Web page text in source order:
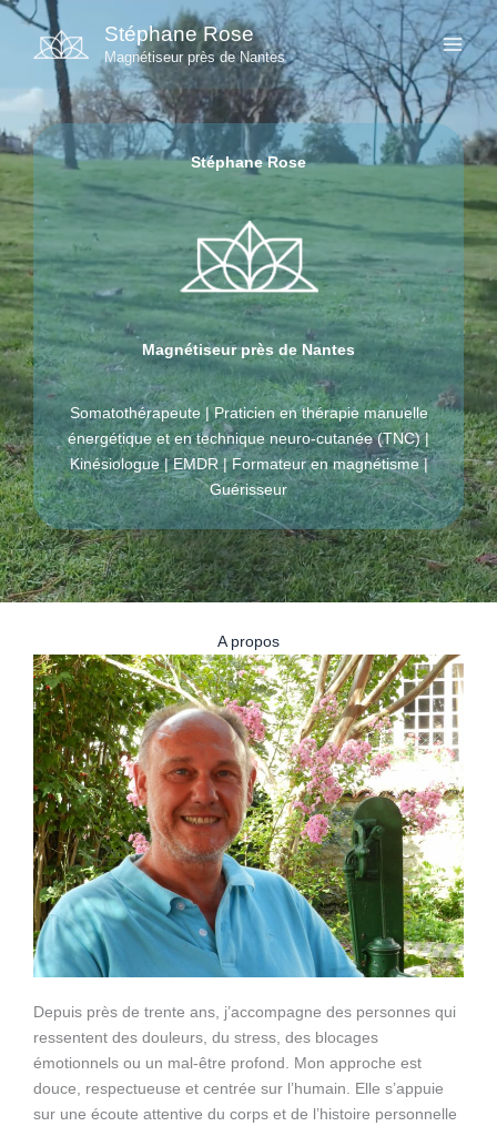
Aller
contenu
Stéphane Rose
Magnétiseur près de Nantes
Stéphane Rose
Magnétiseur près de Nantes
Somatothérapeute | Praticien en thérapie manuelle
énergétique et en technique neuro-cutanée (TNC) |
Kinésiologue | EMDR | Formateur en magnétisme |
Guérisseur
A propos
Depuis près de trente ans, j’accompagne des personnes qui
ressentent des douleurs, du stress, des blocages
émotionnels ou un mal-être profond. Mon approche est
douce, respectueuse et centrée sur l’humain. Elle s’appuie
sur une écoute attentive du corps et de l’histoire personnelle